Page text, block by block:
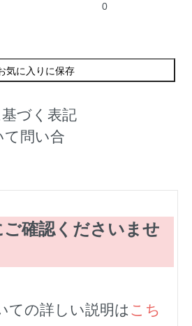
0
気に入りに保存
づく表記
て問い合
ご確認くださいませ
ての詳しい説明は こち